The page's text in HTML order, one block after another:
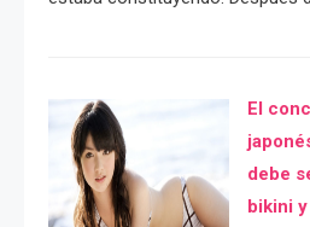
El
debe
bikini